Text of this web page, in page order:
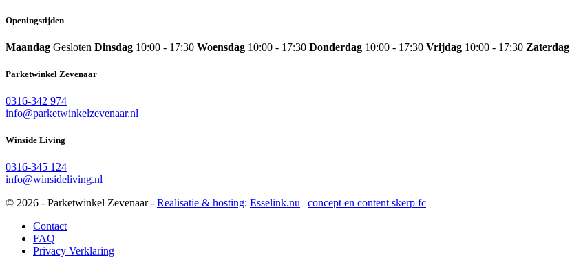
Openingstijden
Maandag Gesloten Dinsdag 10:00 - 17:30 Woensdag 10:00 - 17:30 Donderdag 10:00 - 17:30 Vrijdag 10:00 - 17:30 Zaterdag
Parketwinkel Zevenaar
0316-342 974
info@parketwinkelzevenaar.nl
Winside Living
0316-345 124
info@winsideliving.nl
© 2026 - Parketwinkel Zevenaar - Realisatie & hosting: Esselink.nu | concept en content skerp fc
Contact
FAQ
Privacy Verklaring